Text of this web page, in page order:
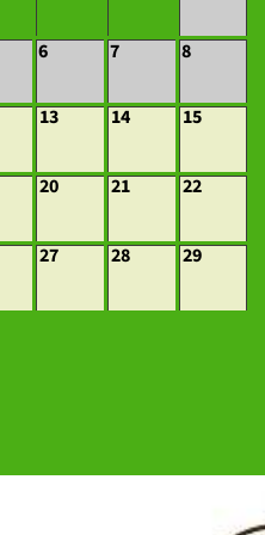
6 7 8
13 14 15
20 21 22
27 28 29